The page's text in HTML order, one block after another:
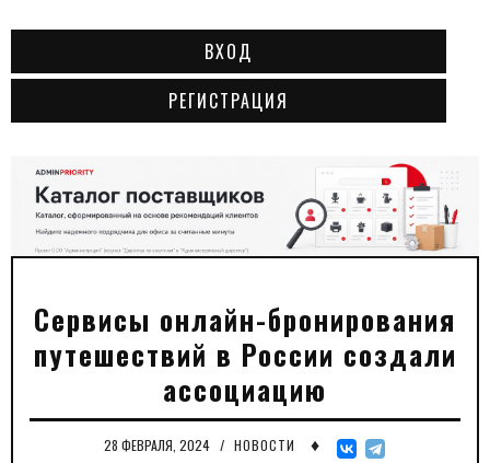
ВХОД
РЕГИСТРАЦИЯ
Сервисы онлайн-бронирования
путешествий в России создали
ассоциацию
28 ФЕВРАЛЯ, 2024 / НОВОСТИ ♦